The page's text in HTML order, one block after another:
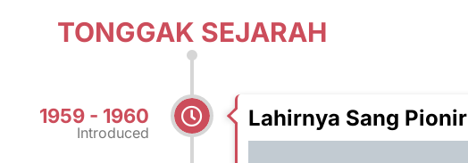
TONGGAK SEJARAH
1959 - 1960
Introduced
Lahirnya Sang Pionir